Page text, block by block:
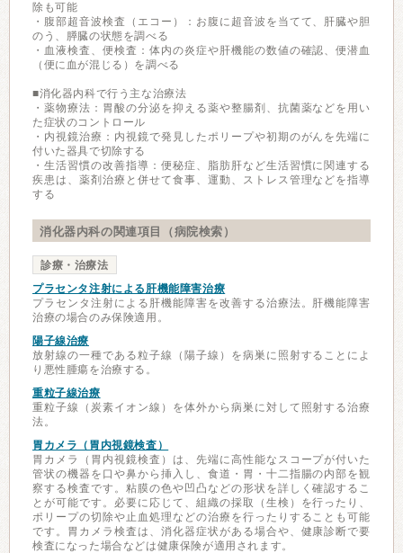
除も可能
・腹部超音波検査（エコー）：お腹に超音波を当てて、肝臓や胆
のう、膵臓の状態を調べる
・血液検査、便検査：体内の炎症や肝機能の数値の確認、便潜血
（便に血が混じる）を調べる
■消化器内科で行う主な治療法
・薬物療法：胃酸の分泌を抑える薬や整腸剤、抗菌薬などを用い
た症状のコントロール
・内視鏡治療：内視鏡で発見したポリープや初期のがんを先端に
付いた器具で切除する
・生活習慣の改善指導：便秘症、脂肪肝など生活習慣に関連する
疾患は、薬剤治療と併せて食事、運動、ストレス管理などを指導
する
消化器内科の関連項目（病院検索）
診療・治療法
プラセンタ注射による肝機能障害治療
プラセンタ注射による肝機能障害を改善する治療法。肝機能障害
治療の場合のみ保険適用。
陽子線治療
放射線の一種である粒子線（陽子線）を病巣に照射することによ
り悪性腫瘍を治療する。
重粒子線治療
重粒子線（炭素イオン線）を体外から病巣に対して照射する治療
法。
胃カメラ（胃内視鏡検査）
胃カメラ（胃内視鏡検査）は、先端に高性能なスコープが付いた
管状の機器を口や鼻から挿入し、食道・胃・十二指腸の内部を観
察する検査です。粘膜の色や凹凸などの形状を詳しく確認するこ
とが可能です。必要に応じて、組織の採取（生検）を行ったり、
ポリープの切除や止血処理などの治療を行ったりすることも可能
です。胃カメラ検査は、消化器症状がある場合や、健康診断で要
検査になった場合などは健康保険が適用されます。